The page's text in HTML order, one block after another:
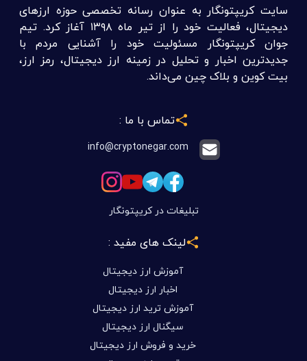
سایت کریپتونگار به عنوان رسانه تخصصی حوزه ارزهای
دیجیتال، فعالیت خود را از تیر ماه ۱۳۹۸ آغاز کرد. تیم
جوان کریپتونگار مسئولیت خود را آشنایی مردم با
جدیدترین اخبار و تحلیل در زمینه ارز دیجیتال، رمز ارز،
بیت کوین و بلاک چین می‌داند.
تماس با ما :
info@cryptonegar.com
تبلیغات در کریپتونگار
لینک های مفید :
آموزش ارز دیجیتال
اخبار ارز دیجیتال
آموزش ترید ارز دیجیتال
سیگنال ارز دیجیتال
خرید و فروش ارز دیجیتال